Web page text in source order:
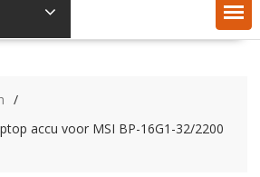
accu voor MSI BP-16G1-32/2200